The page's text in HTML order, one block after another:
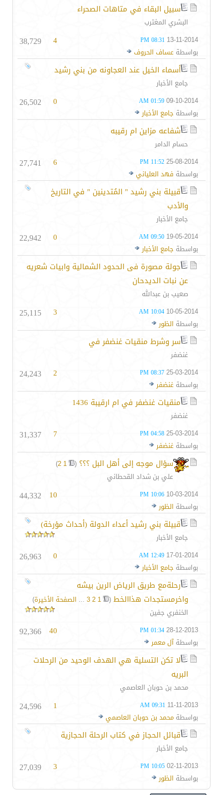
سبيل البقاء في متاهات الصحراء
البشري المغترب
13-11-2014
08:31 PM
بواسطة عساف الحروف
4
38,729
أسماء الخيل عند العجاونه من بني رشيد
جامع الأخبار
09-10-2014
01:59 AM
بواسطة جامع الأخبار
0
26,502
شفاعه مزاين ام رقيبه
حسام الدامر
25-08-2014
11:52 PM
بواسطة فهد العلياني
6
27,741
قبيلة بني رشيد " المُتدينين " في التاريخ
والأدب
جامع الأخبار
19-05-2014
09:50 AM
بواسطة جامع الأخبار
0
22,942
جولة مصورة فى الحدود الشمالية وابيات شعريه
عن نبات الديدحان
صعيب بن عبدالله
10-05-2014
10:04 AM
بواسطة الظور
3
25,115
سر وشرط منقيات غنضفر في
غنضفر
25-03-2014
08:37 PM
بواسطة غنضفر
2
24,243
منقيات غنضفر في ام ارقيبة 1436
غنضفر
25-03-2014
04:58 PM
بواسطة غنضفر
7
31,337
سؤال موجه إلى أهل البل ؟؟؟ (
1
2
)
علي بن شداد القحطاني
10-03-2014
10:06 PM
بواسطة الظور
10
44,332
قبيلة بني رشيد أعداء الدولة (أحداث مؤرخة)
جامع الأخبار
17-01-2014
12:49 AM
بواسطة جامع الأخبار
0
26,963
رحلةمع طريق الرياض الرين بيشه
واخرمستجدات هذاالخط (
1
2
3
... الصفحة الأخيرة)
الخنفري جفين
28-12-2013
01:34 PM
بواسطة آل معمر
40
92,366
لا تكن التسلية هي الهدف الوحيد من الرحلات
البريه
محمد بن حوبان العاصمي
11-11-2013
09:31 AM
بواسطة محمد بن حوبان العاصمي
1
24,596
قبائل الحجاز في كتاب الرحلة الحجازية
جامع الأخبار
02-11-2013
10:05 PM
بواسطة الظور
3
27,039